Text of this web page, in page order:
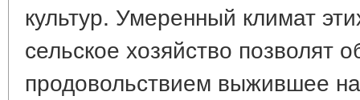
культур. Умеренный климат
сельское хозяйство позволят
продовольствием выжившее